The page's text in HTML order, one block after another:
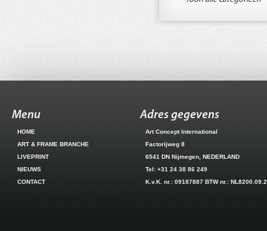
Menu
HOME
ART & FRAME BRANCHE
LIVEPRINT
NIEUWS
CONTACT
Adres gegevens
Art Concept International
Factorijweg 8
6541 DN Nijmegen, NEDERLAND
Tel: +31 24 38 86 249
K.v.K. nr.: 09187887 BTW nr.: